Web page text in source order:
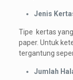
Jenis
Tipe kertas
paper. Untuk
tergantung
Jumlah